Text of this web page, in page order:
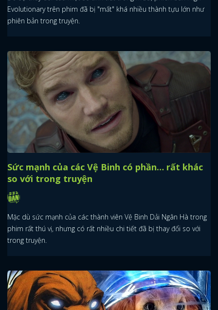
Evolutionary trên phim đã bị "mất" khá nhiều thành tựu lớn như
phiên bản trong truyện.
Sức mạnh của các Vệ Binh có phần… rất khác
so với trong truyện
Mặc dù sức mạnh của các thành viên Vệ Binh Dải Ngân Hà trong
phim rất thú vị, nhưng có rất nhiều chi tiết đã bị thay đổi so với
trong truyện.